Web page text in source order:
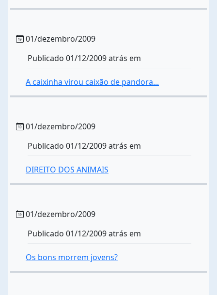
01/dezembro/2009
Publicado 01/12/2009 atrás em
A caixinha virou caixão de pandora...
01/dezembro/2009
Publicado 01/12/2009 atrás em
DIREITO DOS ANIMAIS
01/dezembro/2009
Publicado 01/12/2009 atrás em
Os bons morrem jovens?